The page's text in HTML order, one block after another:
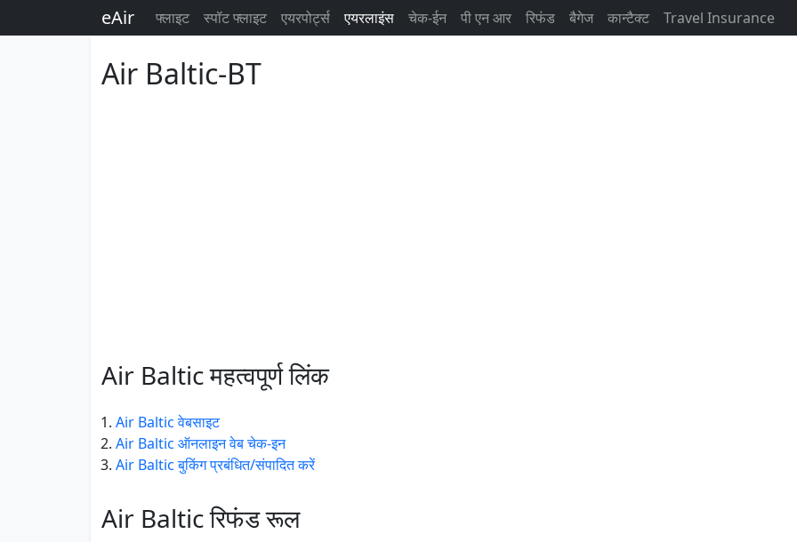
eAir फ्लाइट स्पॉट फ्लाइट एयरपोर्ट्स एयरलाइंस चेक-ईन पी एन आर रिफंड बैगेज कान्टैक्ट Travel Insurance
Air Baltic-BT
Air Baltic महत्वपूर्ण लिंक
Air Baltic वेबसाइट
Air Baltic ऑनलाइन वेब चेक-इन
Air Baltic बुकिंग प्रबंधित/संपादित करें
Air Baltic रिफंड रूल